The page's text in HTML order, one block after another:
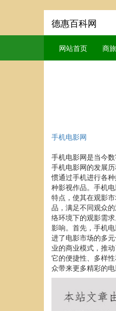
德惠百科网
网站首页 商
手机电影网
手机电影网是当今
手机电影网的发展
惯通过手机进行各
种影视作品。手机
特点，使其在观影
品，满足不同观众
络环境下的观影需
影响。首先，手机
进了电影市场的多
业的商业模式，推
它的便捷性、多样
众带来更多精彩的